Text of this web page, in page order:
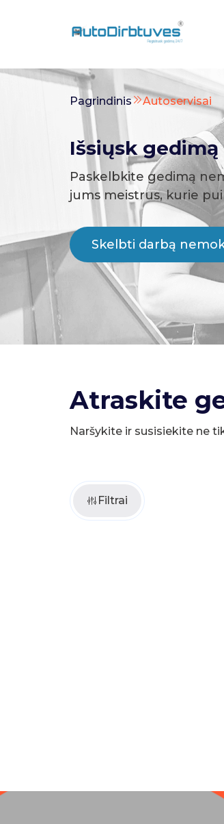
Pagrindinis Autoservisai
Išsiųsk
Paskelbkite gedimą
jums meistrus, kurie
Skelbti darbą
Atraskite
Naršykite ir susisiekite ne
Filtrai